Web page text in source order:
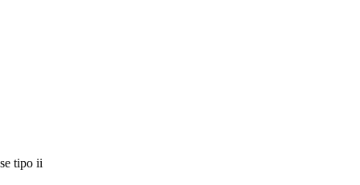
tipo ii